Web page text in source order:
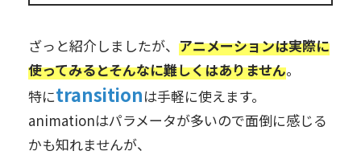
ざっと紹介しましたが、 アニメーションは実際に
使ってみるとそんなに難しくはありません。
特にtransitionは手軽に使えます。
animationはパラメータが多いので面倒に感じる
かも知れませんが、